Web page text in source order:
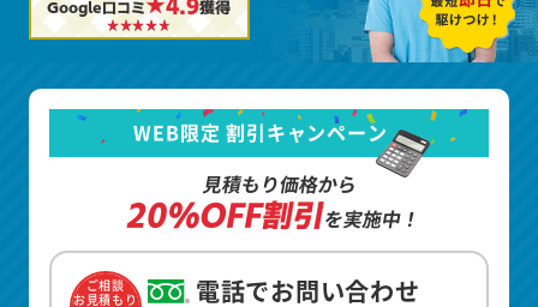
Google口コミ★4.9獲得
WEB限定 割引キャンペーン
見積もり価格から
20%OFF割引を実施中！
ご相談
お見積もり
電話でお問い合わせ